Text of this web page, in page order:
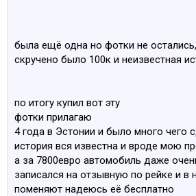
была ещё одна но фотки не
скручено было 100к и неизвестная
по итогу купил вот эту
фотки прилагаю
4 года в Эстонии и было много чего
история вся известна и вроде мою
а за 7800евро автомобиль даже
записался на отзывную по рейке и в
поменяют надеюсь её бесплатно